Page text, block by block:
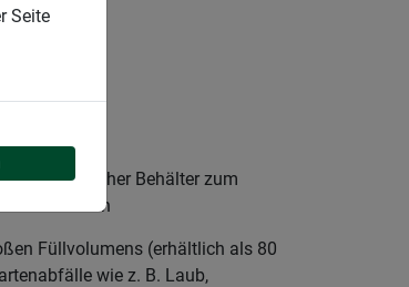
– Praktischer Behälter zum
Füllvolumens (erhältlich als 80
wie z. B. Laub,
Seite